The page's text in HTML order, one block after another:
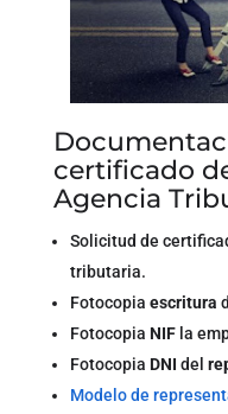
certificado
Agencia
Solicitud de
tributaria.
Fotocopia escritura
Fotocopia NIF la
Fotocopia DNI del
Modelo de